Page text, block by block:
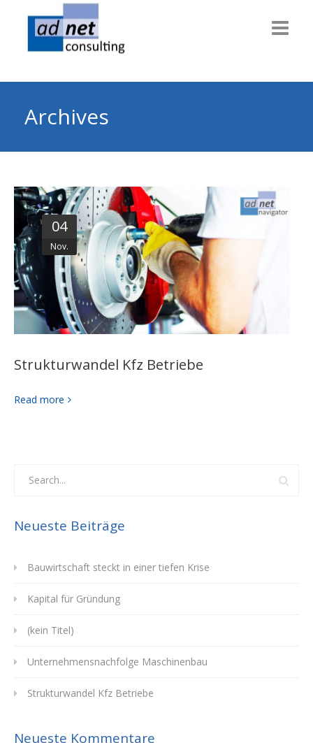
Dienstleiter
Gesundheit
Info & News
Über uns
Archives
04
Nov.
Strukturwandel Kfz Betriebe
Read more
Neueste Beiträge
Bauwirtschaft steckt in einer tiefen Krise
Kapital für Gründung
(kein Titel)
Unternehmensnachfolge Maschinenbau
Strukturwandel Kfz Betriebe
Neueste Kommentare